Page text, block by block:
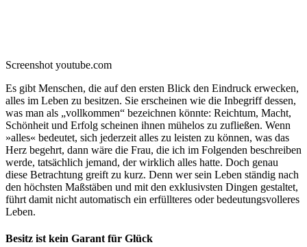
Screenshot youtube.com
Es gibt Menschen, die auf den ersten Blick den Eindruck erwecken,
alles im Leben zu besitzen. Sie erscheinen wie die Inbegriff dessen,
was man als „vollkommen“ bezeichnen könnte: Reichtum, Macht,
Schönheit und Erfolg scheinen ihnen mühelos zu zufließen. Wenn
»alles« bedeutet, sich jederzeit alles zu leisten zu können, was das
Herz begehrt, dann wäre die Frau, die ich im Folgenden beschreiben
werde, tatsächlich jemand, der wirklich alles hatte. Doch genau
diese Betrachtung greift zu kurz. Denn wer sein Leben ständig nach
den höchsten Maßstäben und mit den exklusivsten Dingen gestaltet,
führt damit nicht automatisch ein erfüllteres oder bedeutungsvolleres
Leben.
Besitz ist kein Garant für Glück